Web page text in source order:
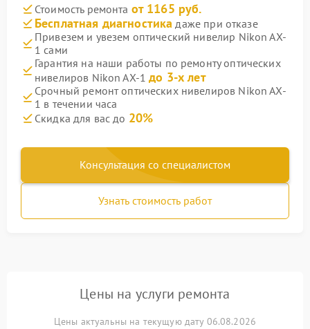
Стоимость ремонта от 1165 руб.
Бесплатная диагностика даже при отказе
Привезем и увезем оптический нивелир Nikon AX-
1 сами
Гарантия на наши работы по ремонту оптических
нивелиров Nikon AX-1до 3-х лет
Срочный ремонт оптических нивелиров Nikon AX-
1 в течении часа
Скидка для вас до 20%
Консультация со специалистом
Узнать стоимость работ
Цены на услуги ремонта
Цены актуальны на текущую дату 06.08.2026